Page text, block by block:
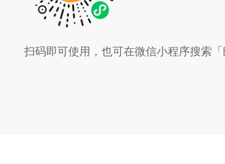
扫码即可使用，也可在微信小程序搜索